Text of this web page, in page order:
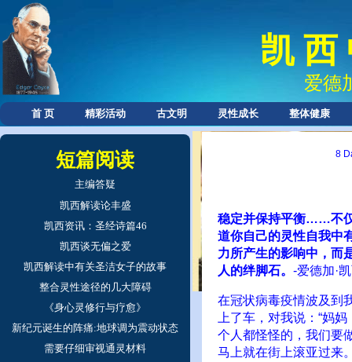
首 页 精彩活动 古文明 灵性成长 整体健康
凯 西
爱德
8
稳定并保持平衡……不
道你自己的灵性自我中
力所产生的影响中，而
人的绊脚石。 -爱德加·
在冠状病毒疫情波及到
上了车，对我说：“妈
个人都怪怪的，我们要
马上就在街上滚亚过来
短篇阅读
主编答疑
凯西解读论丰盛
凯西资讯：圣经诗篇46
凯西谈无偏之爱
凯西解读中有关圣洁女子的故事
整合灵性途径的几大障碍
《身心灵修行与疗愈》
新纪元诞生的阵痛:地球调为震动状态
需要仔细审视通灵材料